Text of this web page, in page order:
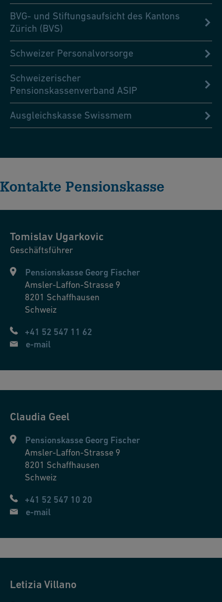
BVG- und Stiftungsaufsicht des Kantons
Zürich (BVS)
Schweizer Personalvorsorge
Schweizerischer
Pensionskassenverband ASIP
Ausgleichskasse Swissmem
Kontakte Pensionskasse
Tomislav Ugarkovic
Geschäftsführer
Pensionskasse Georg Fischer
Amsler-Laffon-Strasse 9
8201 Schaffhausen
Schweiz
+41 52 547 11 62
e-mail
Claudia Geel
Pensionskasse Georg Fischer
Amsler-Laffon-Strasse 9
8201 Schaffhausen
Schweiz
+41 52 547 10 20
e-mail
Letizia Villano